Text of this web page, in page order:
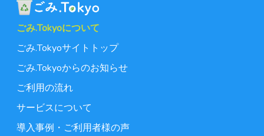
ごみ.Tokyoについて
ごみ.Tokyoサイトトップ
ごみ.Tokyoからのお知らせ
ご利用の流れ
サービスについて
導入事例・ご利用者様の声